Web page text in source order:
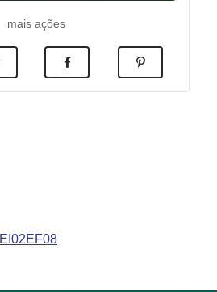
mais ações
EI02EF08